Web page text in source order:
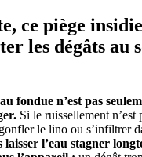
ce piège
les dégâts au
fondue n’est pas
Si le ruissellement n’est
le lino ou s’infiltrer
laisser l’eau stagner